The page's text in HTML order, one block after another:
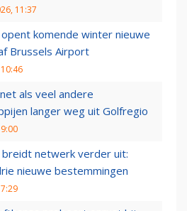
11:37
komende winter nieuwe
Brussels Airport
als veel andere
langer weg uit Golfregio
breidt netwerk verder uit:
nieuwe bestemmingen